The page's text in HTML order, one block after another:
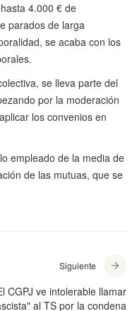
4.000 € de
parados de larga
se acaba con los
se lleva parte del
por la moderación
los convenios en
empleado de la media de
de las mutuas, que se
Siguiente
CGPJ ve intolerable llamar
al TS por la condena